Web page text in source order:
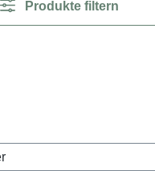
Produkte filtern